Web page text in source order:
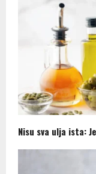
Nisu sva ulja ista: